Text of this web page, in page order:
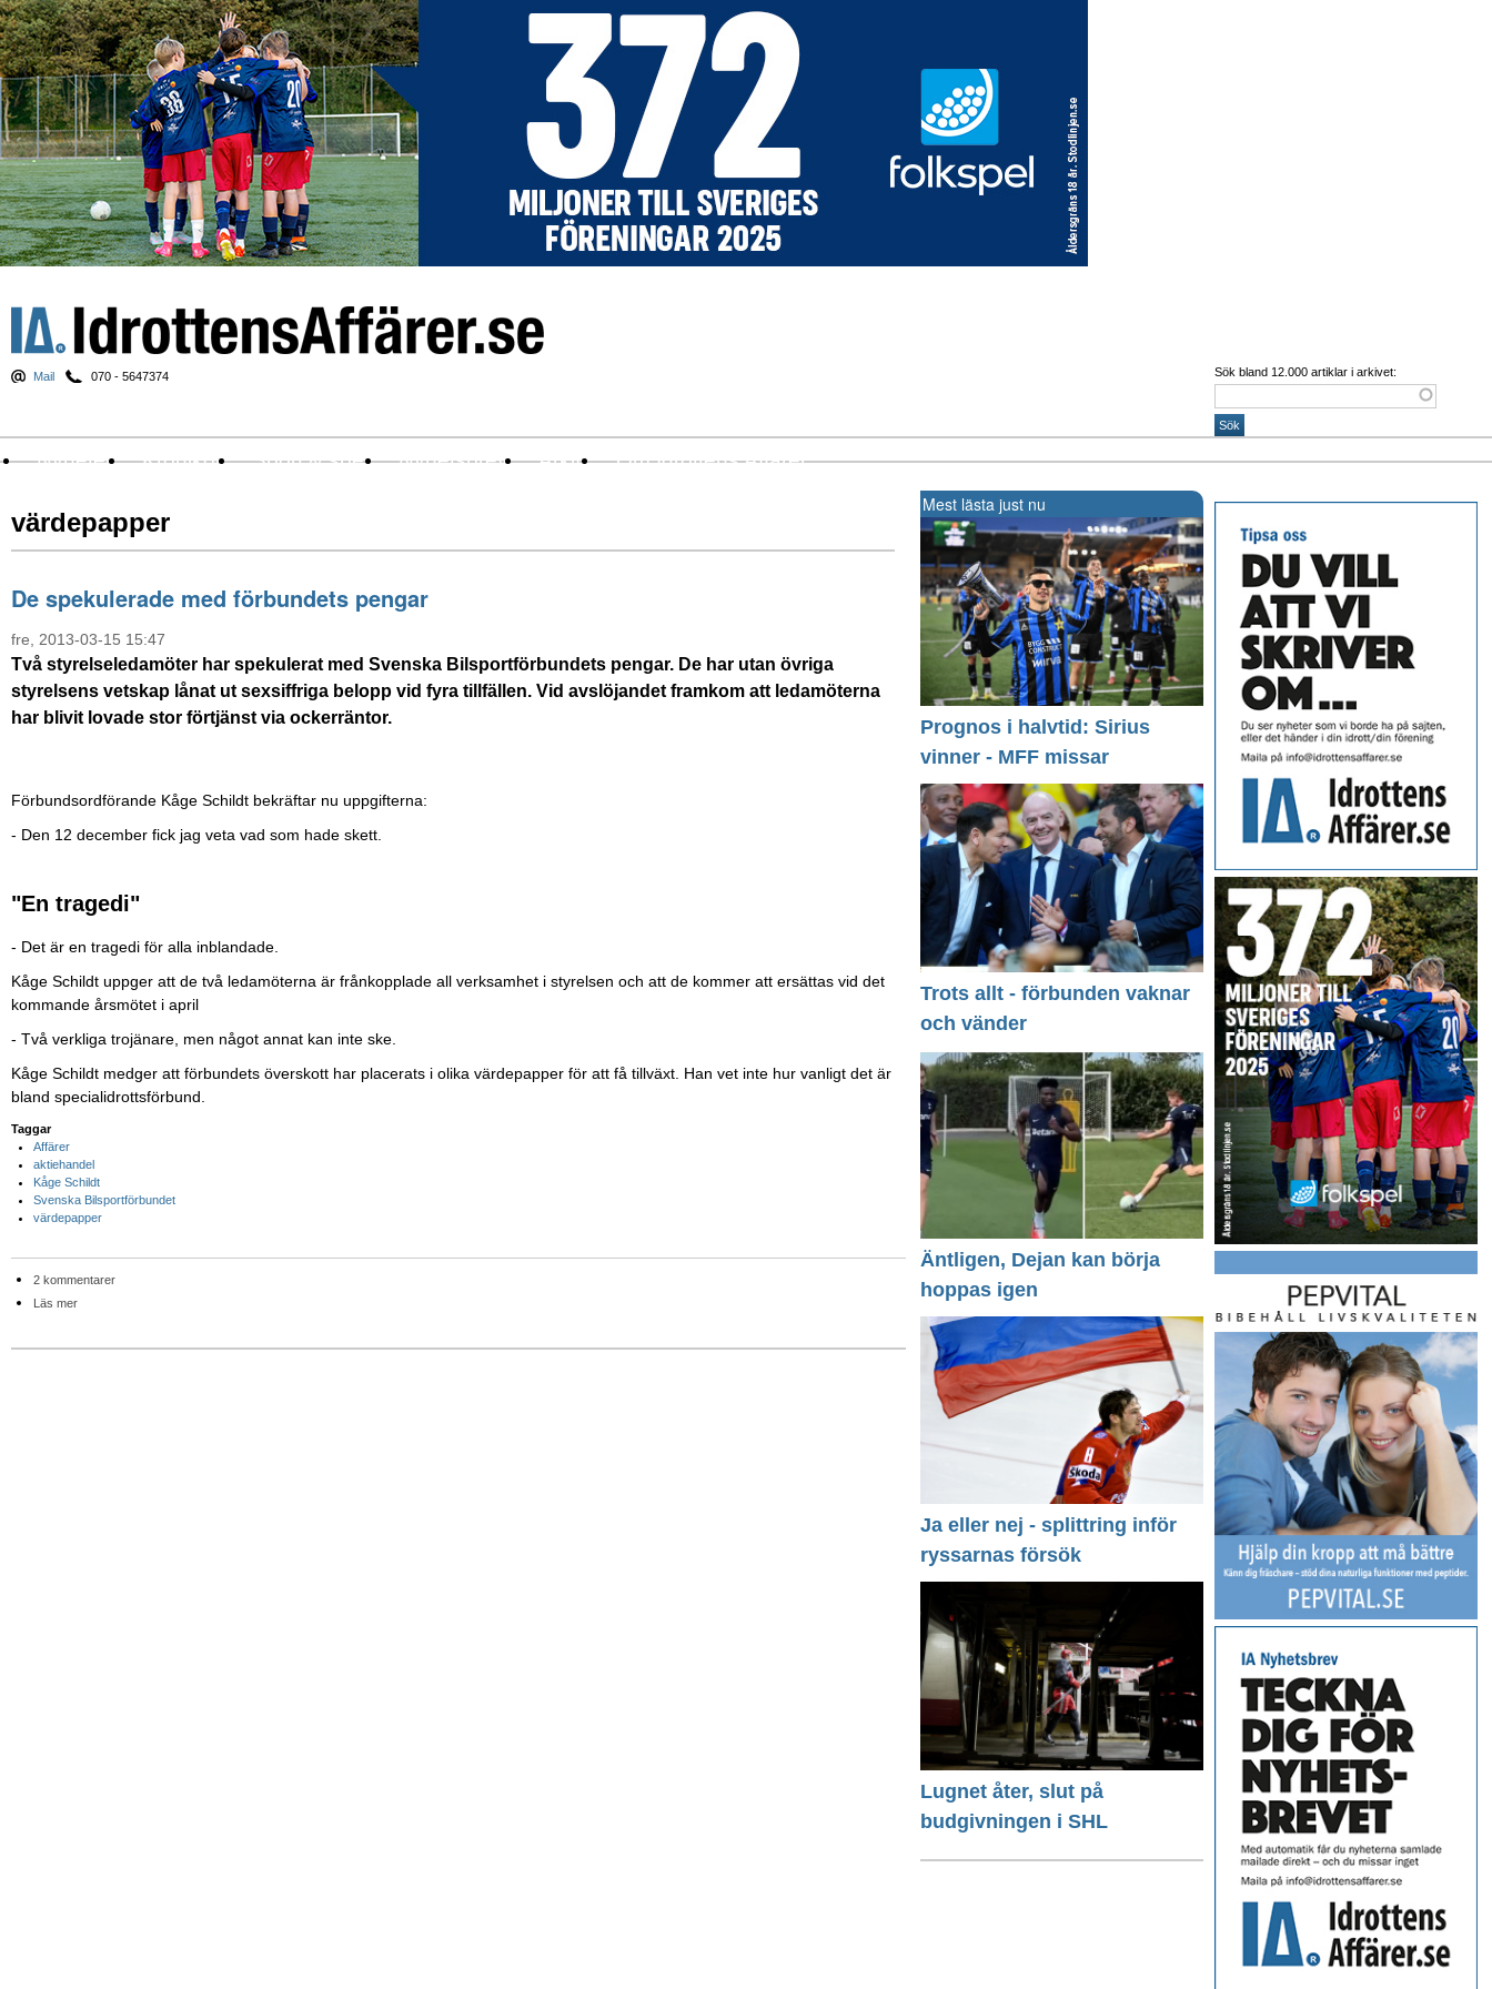
Mail 070 - 5647374 Sök bland 12.000 artiklar i arkivet:
Nyheter Krönikor Sport & spel Nyhetsbrev Arkiv Om Idrottens Affärer
värdepapper
De spekulerade med förbundets pengar
fre, 2013-03-15 15:47
Två styrelseledamöter har spekulerat med Svenska Bilsportförbundets pengar. De har utan övriga
styrelsens vetskap lånat ut sexsiffriga belopp vid fyra tillfällen. Vid avslöjandet framkom att ledamöterna
har blivit lovade stor förtjänst via ockerräntor.
Förbundsordförande Kåge Schildt bekräftar nu uppgifterna:
- Den 12 december fick jag veta vad som hade skett.
"En tragedi"
- Det är en tragedi för alla inblandade.
Kåge Schildt uppger att de två ledamöterna är frånkopplade all verksamhet i styrelsen och att de kommer att ersättas vid det
kommande årsmötet i april
- Två verkliga trojänare, men något annat kan inte ske.
Kåge Schildt medger att förbundets överskott har placerats i olika värdepapper för att få tillväxt. Han vet inte hur vanligt det är
bland specialidrottsförbund.
Taggar
Affärer
aktiehandel
Kåge Schildt
Svenska Bilsportförbundet
värdepapper
2 kommentarer
Läs mer
Mest lästa just nu
Prognos i halvtid: Sirius
vinner - MFF missar
Trots allt - förbunden vaknar
och vänder
Äntligen, Dejan kan börja
hoppas igen
Ja eller nej - splittring inför
ryssarnas försök
Lugnet åter, slut på
budgivningen i SHL